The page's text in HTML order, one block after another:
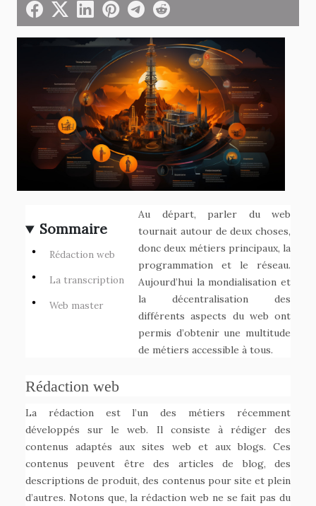
Sommaire
Rédaction web
La transcription
Web master
Au départ, parler du web
tournait autour de deux choses,
donc deux métiers principaux, la
programmation et le réseau.
Aujourd’hui la mondialisation et
la décentralisation des
différents aspects du web ont
permis d’obtenir une multitude
de métiers accessible à tous.
Rédaction web
La rédaction est l’un des métiers récemment
développés sur le web. Il consiste à rédiger des
contenus adaptés aux sites web et aux blogs. Ces
contenus peuvent être des articles de blog, des
descriptions de produit, des contenus pour site et plein
d’autres. Notons que, la rédaction web ne se fait pas du